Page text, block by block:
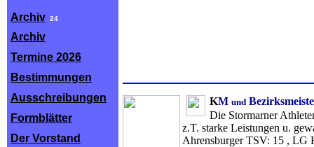
Archiv 24
Archiv
Termine 2026
Bestimmungen
Ausschreibungen
Formblätter
Der Vorstand
KM und Bezirksm
Die Stormarner
z.T. starke Leistungen u.
Ahrensburger TSV: 15 , LG